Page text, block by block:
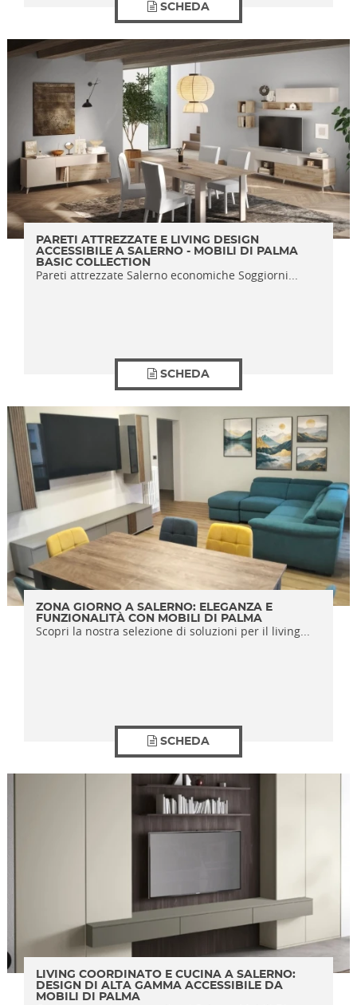
SCHEDA
PARETI ATTREZZATE E LIVING DESIGN
ACCESSIBILE A SALERNO - MOBILI DI PALMA
BASIC COLLECTION
Pareti attrezzate Salerno economiche Soggiorni...
SCHEDA
ZONA GIORNO A SALERNO: ELEGANZA E
FUNZIONALITÀ CON MOBILI DI PALMA
Scopri la nostra selezione di soluzioni per il living...
SCHEDA
LIVING COORDINATO E CUCINA A SALERNO:
DESIGN DI ALTA GAMMA ACCESSIBILE DA
MOBILI DI PALMA